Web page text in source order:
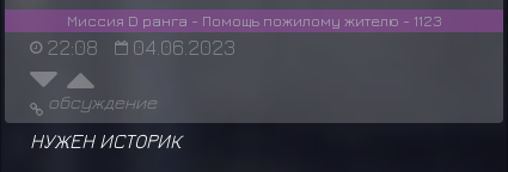
Миссия D ранга - Помощь пожилому жителю - 1123
22:08 04.06.2023
обсуждение
НУЖЕН ИСТОРИК